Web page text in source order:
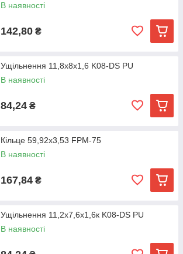
В наявності
142,80 ₴
Ущільнення 11,8х8х1,6 K08-DS PU
В наявності
84,24 ₴
Кільце 59,92х3,53 FPM-75
В наявності
167,84 ₴
Ущільнення 11,2х7,6х1,6к K08-DS PU
В наявності